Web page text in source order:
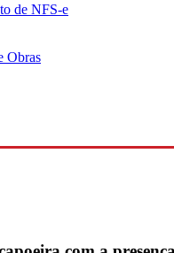
de NFS-e
Obras